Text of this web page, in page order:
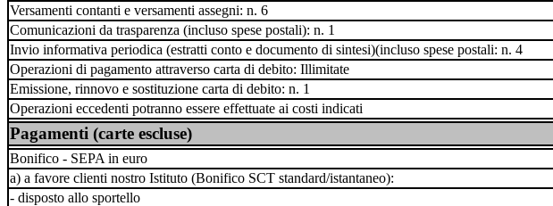
Versamenti contanti e versamenti assegni: n. 6
Comunicazioni da trasparenza (incluso spese postali): n. 1
Invio informativa periodica (estratti conto e documento di sintesi)(incluso spese postali: n. 4
Operazioni di pagamento attraverso carta di debito: Illimitate
Emissione, rinnovo e sostituzione carta di debito: n. 1
Operazioni eccedenti potranno essere effettuate ai costi indicati
Pagamenti (carte escluse)
Bonifico - SEPA in euro
a) a favore clienti nostro Istituto (Bonifico SCT standard/istantaneo):
- disposto allo sportello